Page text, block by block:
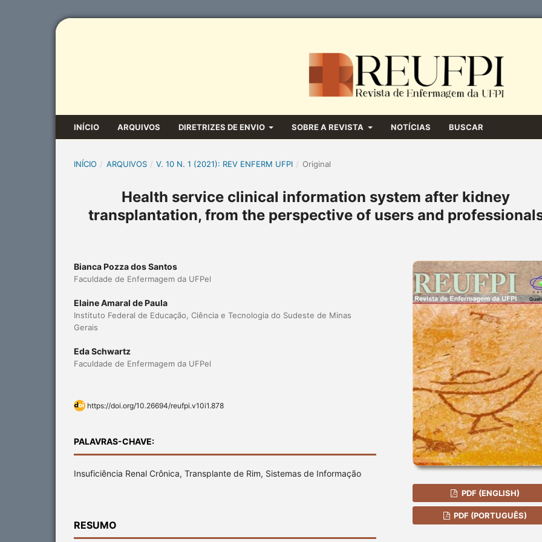
INÍCIO ARQUIVOS DIRETRIZES DE ENVIO SOBRE A REVISTA NOTÍCIAS BUSCAR
INÍCIO / ARQUIVOS / V. 10 N. 1 (2021): REV ENFERM UFPI / Original
Health service clinical information system after kidney
transplantation, from the perspective of users and
Bianca Pozza dos Santos
Faculdade de Enfermagem da UFPel
Elaine Amaral de Paula
Instituto Federal de Educação, Ciência e Tecnologia do Sudeste de Minas
Gerais
Eda Schwartz
Faculdade de Enfermagem da UFPel
https://doi.org/10.26694/reufpi.v10i1.878
PALAVRAS-CHAVE:
Insuficiência Renal Crônica, Transplante de Rim, Sistemas de Informação
RESUMO
PDF (ENGLISH)
PDF (PORTUGUÊS)